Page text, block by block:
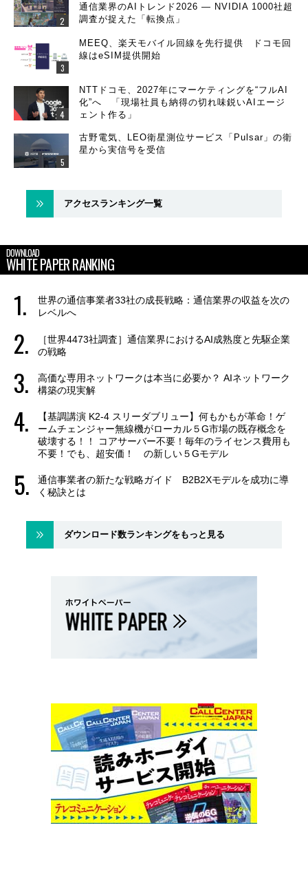
通信業界のAIトレンド2026 ― NVIDIA 1000社超
調査が捉えた「転換点」
MEEQ、楽天モバイル回線を先行提供 ドコモ回
線はeSIM提供開始
NTTドコモ、2027年にマーケティングを“フルAI
化”へ 「現場社員も納得の切れ味鋭いAIエージ
ェント作る」
古野電気、LEO衛星測位サービス「Pulsar」の衛
星から実信号を受信
アクセスランキング一覧
DOWNLOAD
WHITE PAPER RANKING
世界の通信事業者33社の成長戦略：通信業界の収益を次の
レベルへ
［世界4473社調査］通信業界におけるAI成熟度と先駆企業
の戦略
高価な専用ネットワークは本当に必要か？ AIネットワーク
構築の現実解
【基調講演 K2-4 スリーダブリュー】何もかもが革命！ゲ
ームチェンジャー無線機がローカル５G市場の既存概念を
破壊する！！ コアサーバー不要！毎年のライセンス費用も
不要！でも、超安価！ の新しい５Gモデル
通信事業者の新たな戦略ガイド B2B2Xモデルを成功に導
く秘訣とは
ダウンロード数ランキングをもっと見る